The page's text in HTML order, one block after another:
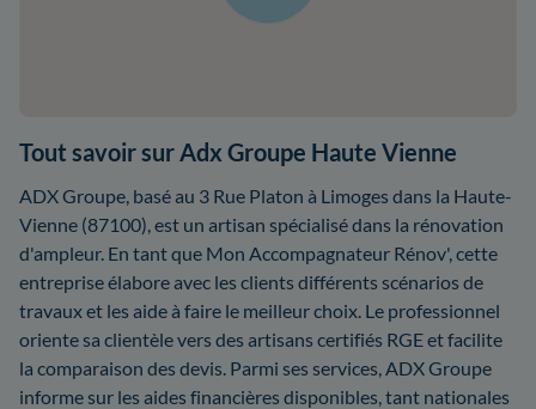
Tout savoir sur Adx Groupe Haute Vienne
ADX Groupe, basé au 3 Rue Platon à Limoges dans la Haute-
Vienne (87100), est un artisan spécialisé dans la rénovation
d'ampleur. En tant que Mon Accompagnateur Rénov', cette
entreprise élabore avec les clients différents scénarios de
travaux et les aide à faire le meilleur choix. Le professionnel
oriente sa clientèle vers des artisans certifiés RGE et facilite
la comparaison des devis. Parmi ses services, ADX Groupe
informe sur les aides financières disponibles, tant nationales